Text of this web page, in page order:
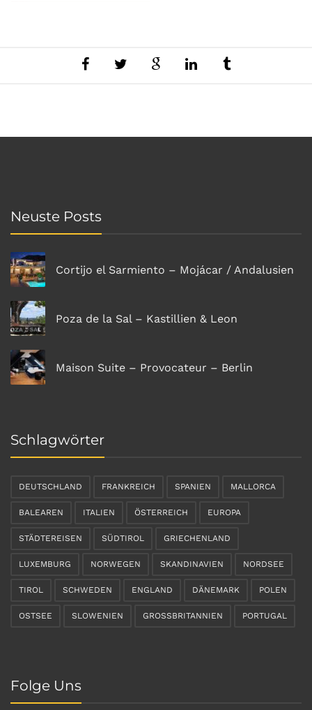
Neuste Posts
Cortijo el Sarmiento – Mojácar / Andalusien
Poza de la Sal – Kastillien & Leon
Maison Suite – Provocateur – Berlin
Schlagwörter
DEUTSCHLAND FRANKREICH SPANIEN MALLORCA
BALEAREN ITALIEN ÖSTERREICH EUROPA
STÄDTEREISEN SÜDTIROL GRIECHENLAND
LUXEMBURG NORWEGEN SKANDINAVIEN NORDSEE
TIROL SCHWEDEN ENGLAND DÄNEMARK POLEN
OSTSEE SLOWENIEN GROSSBRITANNIEN PORTUGAL
Folge Uns